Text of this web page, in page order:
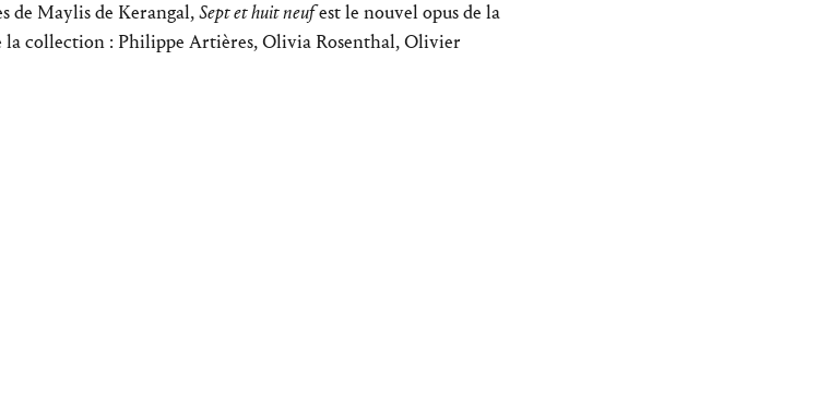
de Maylis de Kerangal,Sept et huit neufest le nouvel opus de la
la collection : Philippe Artières, Olivia Rosenthal, Olivier